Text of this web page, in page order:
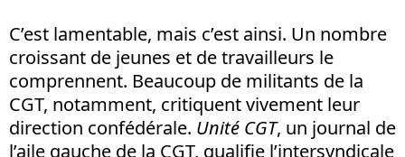
C’est lamentable, mais c’est ainsi. Un nombre
croissant de jeunes et de travailleurs le
comprennent. Beaucoup de militants de la
CGT, notamment, critiquent vivement leur
direction confédérale. Unité CGT, un journal de
l’aile gauche de la CGT, qualifie l’intersyndicale